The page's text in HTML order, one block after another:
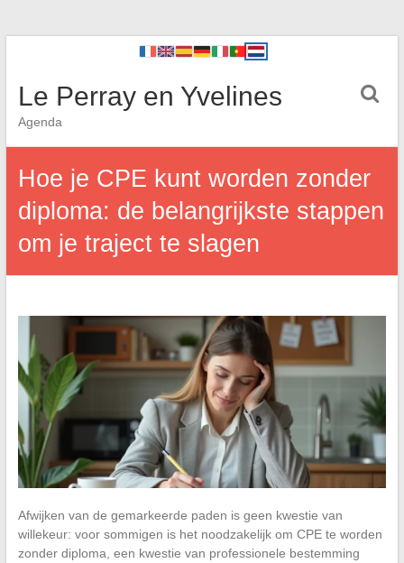
Le Perray en Yvelines
Agenda
Hoe je CPE kunt worden zonder
diploma: de belangrijkste stappen
om je traject te slagen
Afwijken van de gemarkeerde paden is geen kwestie van
willekeur: voor sommigen is het noodzakelijk om CPE te worden
zonder diploma, een kwestie van professionele bestemming